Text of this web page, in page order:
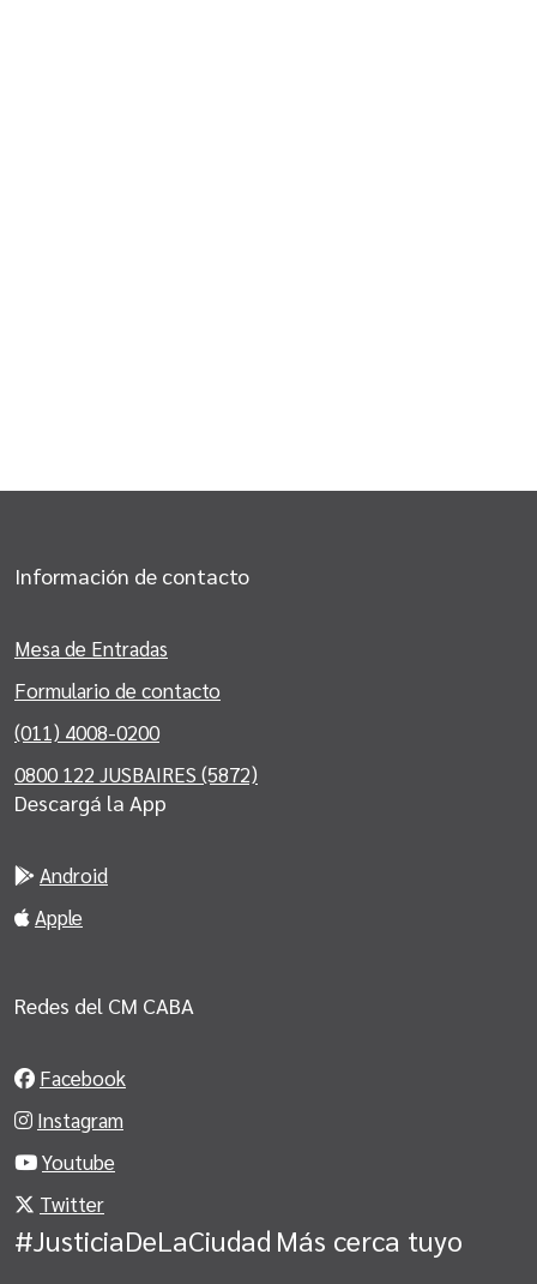
Información de contacto
Mesa de Entradas
Formulario de contacto
(011) 4008-0200
0800 122 JUSBAIRES (5872)
Descargá la App
Android
Apple
Redes del CM CABA
Facebook
Instagram
Youtube
Twitter
#JusticiaDeLaCiudad Más cerca tuyo